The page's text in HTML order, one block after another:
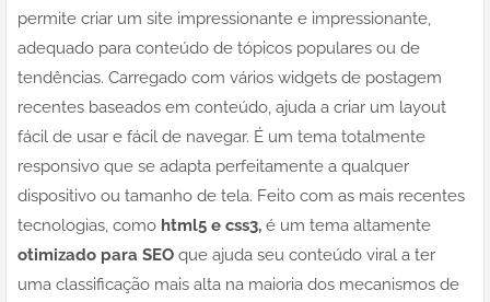
permite criar um site impressionante e impressionante,
adequado para conteúdo de tópicos populares ou de
tendências. Carregado com vários widgets de postagem
recentes baseados em conteúdo, ajuda a criar um layout
fácil de usar e fácil de navegar. É um tema totalmente
responsivo que se adapta perfeitamente a qualquer
dispositivo ou tamanho de tela. Feito com as mais recentes
tecnologias, como html5 e css3, é um tema altamente
otimizado para SEO que ajuda seu conteúdo viral a ter
uma classificação mais alta na maioria dos mecanismos de